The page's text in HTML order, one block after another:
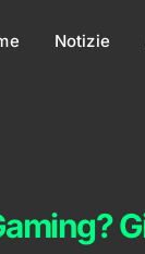
Notizie